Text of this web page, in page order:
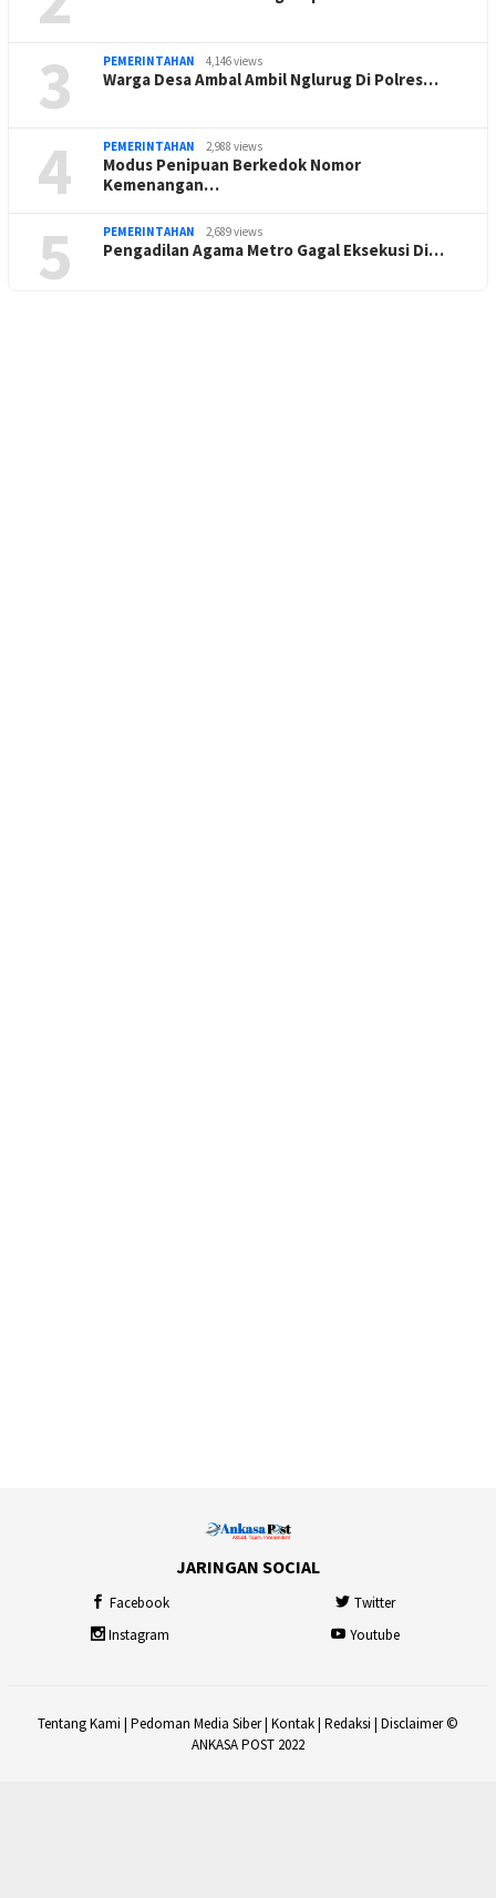
3 PEMERINTAHAN 4,146 views
Warga Desa Ambal Ambil Nglurug Di Polres…
4 PEMERINTAHAN 2,988 views
Modus Penipuan Berkedok Nomor
Kemenangan…
5 PEMERINTAHAN 2,689 views
Pengadilan Agama Metro Gagal Eksekusi Di…
JARINGAN SOCIAL
Facebook
Twitter
Instagram
Youtube
Tentang Kami | Pedoman Media Siber| Kontak| Redaksi | Disclaimer©
ANKASA POST 2022